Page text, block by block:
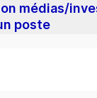
médias/
poste